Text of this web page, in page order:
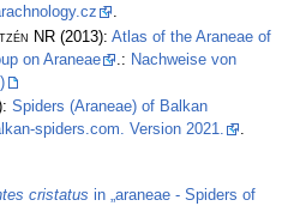
.
NR (2013): Atlas of the Araneae of
on Araneae
.: Nachweise von
Spiders (Araneae) of Balkan
spiders.com. Version 2021.
.
cristatus in „araneae - Spiders of